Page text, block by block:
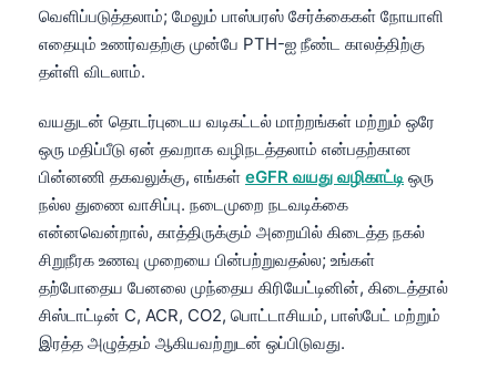
வெளிப்படுத்தலாம்; மேலும் பாஸ்பரஸ் சேர்க்கைகள் நோயாளி
எதையும் உணர்வதற்கு முன்பே PTH-ஐ நீண்ட காலத்திற்கு
தள்ளி விடலாம்.
வயதுடன் தொடர்புடைய வடிகட்டல் மாற்றங்கள் மற்றும் ஒரே
ஒரு மதிப்பீடு ஏன் தவறாக வழிநடத்தலாம் என்பதற்கான
பின்னணி தகவலுக்கு, எங்கள் eGFR வயது வழிகாட்டி ஒரு
நல்ல துணை வாசிப்பு. நடைமுறை நடவடிக்கை
என்னவென்றால், காத்திருக்கும் அறையில் கிடைத்த நகல்
சிறுநீரக உணவு முறையை பின்பற்றுவதல்ல; உங்கள்
தற்போதைய பேனலை முந்தைய கிரியேட்டினின், கிடைத்தால்
சிஸ்டாட்டின் C, ACR, CO2, பொட்டாசியம், பாஸ்பேட் மற்றும்
இரத்த அழுத்தம் ஆகியவற்றுடன் ஒப்பிடுவது.